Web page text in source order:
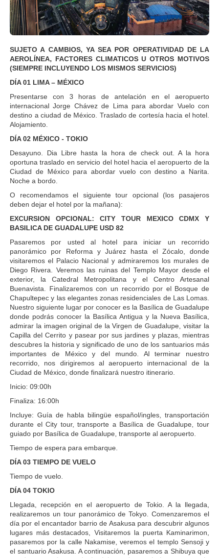
SUJETO A CAMBIOS, YA SEA POR OPERATIVIDAD DE LA
AEROLÍNEA, FACTORES CLIMATICOS U OTROS MOTIVOS
(SIEMPRE INCLUYENDO LOS MISMOS SERVICIOS)
DÍA 01 LIMA – MÉXICO
Presentarse con 3 horas de antelación en el aeropuerto
internacional Jorge Chávez de Lima para abordar Vuelo con
destino a ciudad de México. Traslado de cortesía hacia el hotel.
Alojamiento.
DÍA 02 MÉXICO - TOKIO
Desayuno. Dia Libre hasta la hora de check out. A la hora
oportuna traslado en servicio del hotel hacia el aeropuerto de la
Ciudad de México para abordar vuelo con destino a Narita.
Noche a bordo.
O recomendamos el siguiente tour opcional (los pasajeros
deben dejar el hotel por la mañana):
EXCURSION OPCIONAL: CITY TOUR MEXICO CDMX Y
BASILICA DE GUADALUPE USD 82
Pasaremos por usted al hotel para iniciar un recorrido
panorámico por Reforma y Juárez hasta el Zócalo, donde
visitaremos el Palacio Nacional y admiraremos los murales de
Diego Rivera. Veremos las ruinas del Templo Mayor desde el
exterior, la Catedral Metropolitana y el Centro Artesanal
Buenavista. Finalizaremos con un recorrido por el Bosque de
Chapultepec y las elegantes zonas residenciales de Las Lomas.
Nuestro siguiente lugar por conocer es la Basílica de Guadalupe
donde podrás conocer la Basílica Antigua y la Nueva Basílica,
admirar la imagen original de la Virgen de Guadalupe, visitar la
Capilla del Cerrito y pasear por sus jardines y plazas, mientras
descubres la historia y significado de uno de los santuarios más
importantes de México y del mundo. Al terminar nuestro
recorrido, nos dirigiremos al aeropuerto internacional de la
Ciudad de México, donde finalizará nuestro itinerario.
Inicio: 09:00h
Finaliza: 16:00h
Incluye: Guía de habla bilingüe español/ingles, transportación
durante el City tour, transporte a Basílica de Guadalupe, tour
guiado por Basílica de Guadalupe, transporte al aeropuerto.
Tiempo de espera para embarque.
DÍA 03 TIEMPO DE VUELO
Tiempo de vuelo.
DÍA 04 TOKIO
Llegada, recepción en el aeropuerto de Tokio. A la llegada,
realizaremos un tour panorámico de Tokyo. Comenzaremos el
día por el encantador barrio de Asakusa para descubrir algunos
lugares más destacados, Visitaremos la puerta Kaminarimon,
pasaremos por la calle Nakamise, veremos el templo Sensoji y
el santuario Asakusa. A continuación, pasaremos a Shibuya que